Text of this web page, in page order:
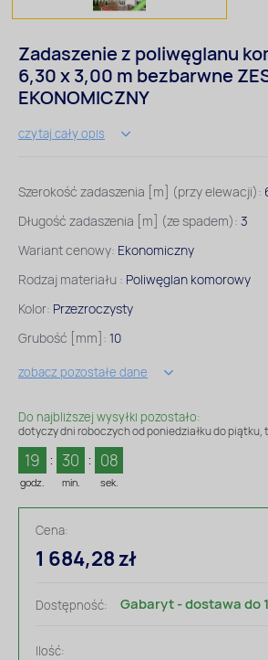
Zadaszenie z poliwęglanu
6,30 x 3,00 m bezbarwne
EKONOMICZNY
czytaj cały opis
Szerokość zadaszenia [m] (przy elewacji):
Długość zadaszenia [m] (ze spadem): 3
Wariant cenowy: Ekonomiczny
Rodzaj materiału : Poliwęglan komorowy
Kolor: Przezroczysty
Grubość [mm]: 10
zobacz pozostałe dane
Do najbliższej wysyłki pozostało:
dotyczy dni roboczych od poniedziałku do piątku,
19
godz.
30
min.
08
sek.
Cena:
1 684,28 zł
Dostępność: Gabaryt - dostawa do
Ilość: